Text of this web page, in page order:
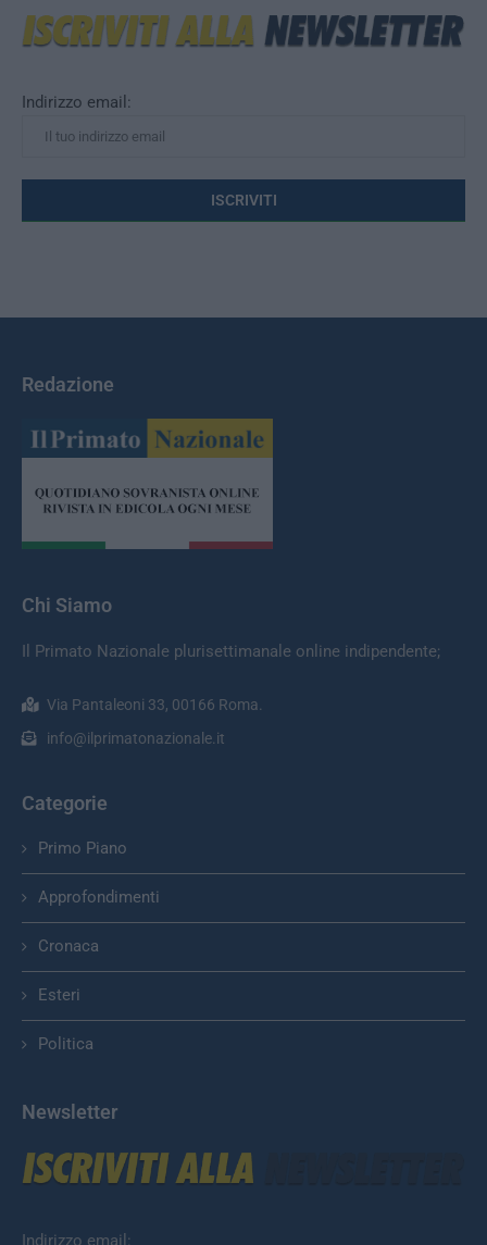
Indirizzo email:
Redazione
Chi Siamo
Il Primato Nazionale plurisettimanale online indipendente;
Via Pantaleoni 33, 00166 Roma.
info@ilprimatonazionale.it
Categorie
Primo Piano
Approfondimenti
Cronaca
Esteri
Politica
Newsletter
Indirizzo email: